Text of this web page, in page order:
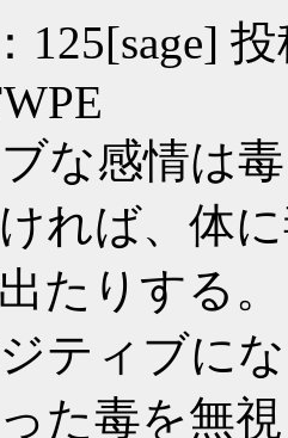
125[sage]
な感情は
れば、体
たりする。
ティブに
た毒を無